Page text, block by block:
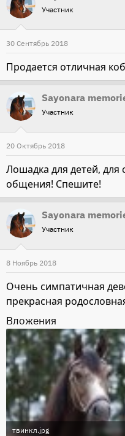
Участник
30 Сентябрь 2018
Продается отличная
Sayonara
Участник
20 Октябрь 2018
Лошадка для детей, для
общения! Спешите!
Sayonara
Участник
8 Ноябрь 2018
Очень симпатичная
прекрасная
Вложения
твинкл.jpg